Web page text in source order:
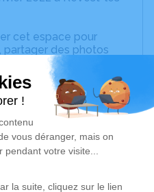
cet espace pour
partager des photos
exprimer vos pensées
textes. Cet endroit
à honorer la
hommage est